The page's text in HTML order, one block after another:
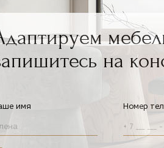
на
имя Номер